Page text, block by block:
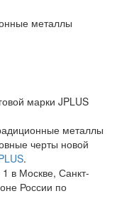
металлы
марки JPLUS
металлы
черты новой
.
в Москве, Санкт-
России по